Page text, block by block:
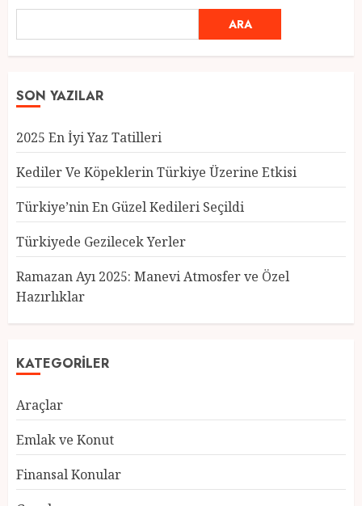
ARA
SON YAZILAR
2025 En İyi Yaz Tatilleri
Kediler Ve Köpeklerin Türkiye Üzerine Etkisi
Türkiye’nin En Güzel Kedileri Seçildi
Türkiyede Gezilecek Yerler
Ramazan Ayı 2025: Manevi Atmosfer ve Özel
Hazırlıklar
KATEGORILER
Araçlar
Emlak ve Konut
Finansal Konular
Türkiye’nin En Güzel Kedileri
Seçildi
12 MART 2025
4